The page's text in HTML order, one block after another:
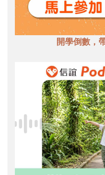
開學倒數，